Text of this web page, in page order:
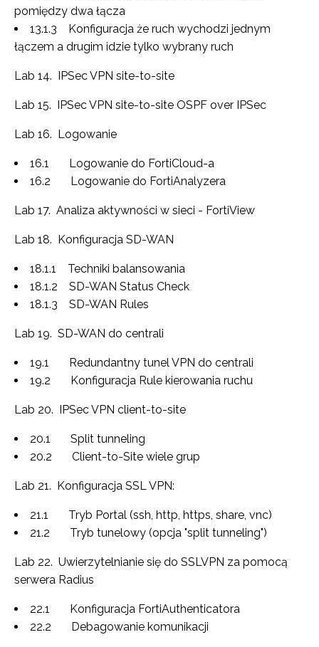
pomiędzy dwa łącza
13.1.3 Konfiguracja że ruch wychodzi jednym
łączem a drugim idzie tylko wybrany ruch
Lab 14. IPSec VPN site-to-site
Lab 15. IPSec VPN site-to-site OSPF over IPSec
Lab 16. Logowanie
16.1 Logowanie do FortiCloud-a
16.2 Logowanie do FortiAnalyzera
Lab 17. Analiza aktywności w sieci - FortiView
Lab 18. Konfiguracja SD-WAN
18.1.1 Techniki balansowania
18.1.2 SD-WAN Status Check
18.1.3 SD-WAN Rules
Lab 19. SD-WAN do centrali
19.1 Redundantny tunel VPN do centrali
19.2 Konfiguracja Rule kierowania ruchu
Lab 20. IPSec VPN client-to-site
20.1 Split tunneling
20.2 Client-to-Site wiele grup
Lab 21. Konfiguracja SSL VPN:
21.1 Tryb Portal (ssh, http, https, share, vnc)
21.2 Tryb tunelowy (opcja "split tunneling")
Lab 22. Uwierzytelnianie się do SSLVPN za pomocą
serwera Radius
22.1 Konfiguracja FortiAuthenticatora
22.2 Debagowanie komunikacji